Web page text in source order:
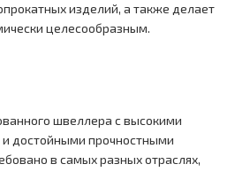
изделий, а также делает
целесообразным.
швеллера с высокими
достойными прочностными
в самых разных отраслях,